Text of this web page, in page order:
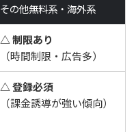
その他無料系・海外系
△ 制限あり
（時間制限・広告多）
△ 登録必須
（課金誘導が強い傾向）